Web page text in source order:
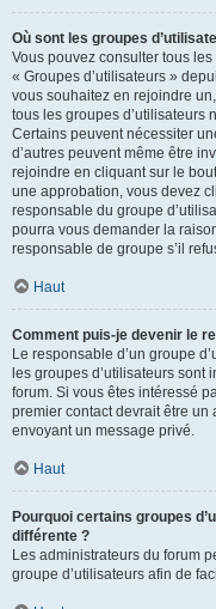
Où sont les groupes
Vous pouvez consulter tous
« Groupes d’utilisateurs »
vous souhaitez en rejoindre
tous les groupes d’utilisateurs
Certains peuvent nécessiter
d’autres peuvent même être
rejoindre en cliquant sur le
une approbation, vous devez
responsable du groupe
pourra vous demander la
responsable de groupe s’il
Haut
Comment puis-je devenir le
Le responsable d’un groupe
les groupes d’utilisateurs
forum. Si vous êtes intéressé
premier contact devrait être un
envoyant un message privé.
Haut
Pourquoi certains groupes
différente ?
Les administrateurs du forum
groupe d’utilisateurs afin de